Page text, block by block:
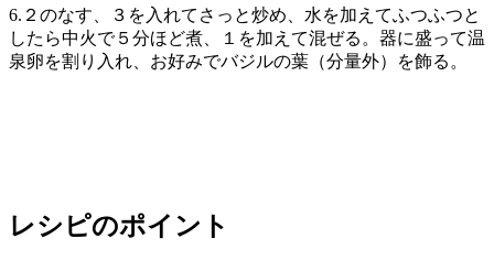
6.２のなす、３を入れてさっと炒め、水を加えてふつふつと
したら中火で５分ほど煮、１を加えて混ぜる。器に盛って温
泉卵を割り入れ、お好みでバジルの葉（分量外）を飾る。
レシピのポイント